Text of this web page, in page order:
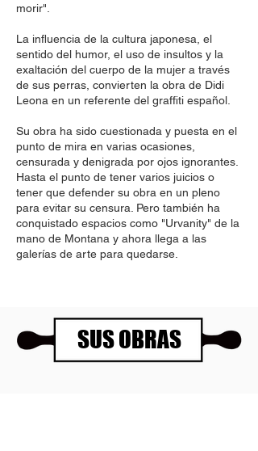
morir".
La influencia de la cultura japonesa, el
sentido del humor, el uso de insultos y la
exaltación del cuerpo de la mujer a través
de sus perras, convierten la obra de Didi
Leona en un referente del graffiti español.
Su obra ha sido cuestionada y puesta en el
punto de mira en varias ocasiones,
censurada y denigrada por ojos ignorantes.
Hasta el punto de tener varios juicios o
tener que defender su obra en un pleno
para evitar su censura. Pero también ha
conquistado espacios como "Urvanity" de la
mano de Montana y ahora llega a las
galerías de arte para quedarse.
SUS OBRAS